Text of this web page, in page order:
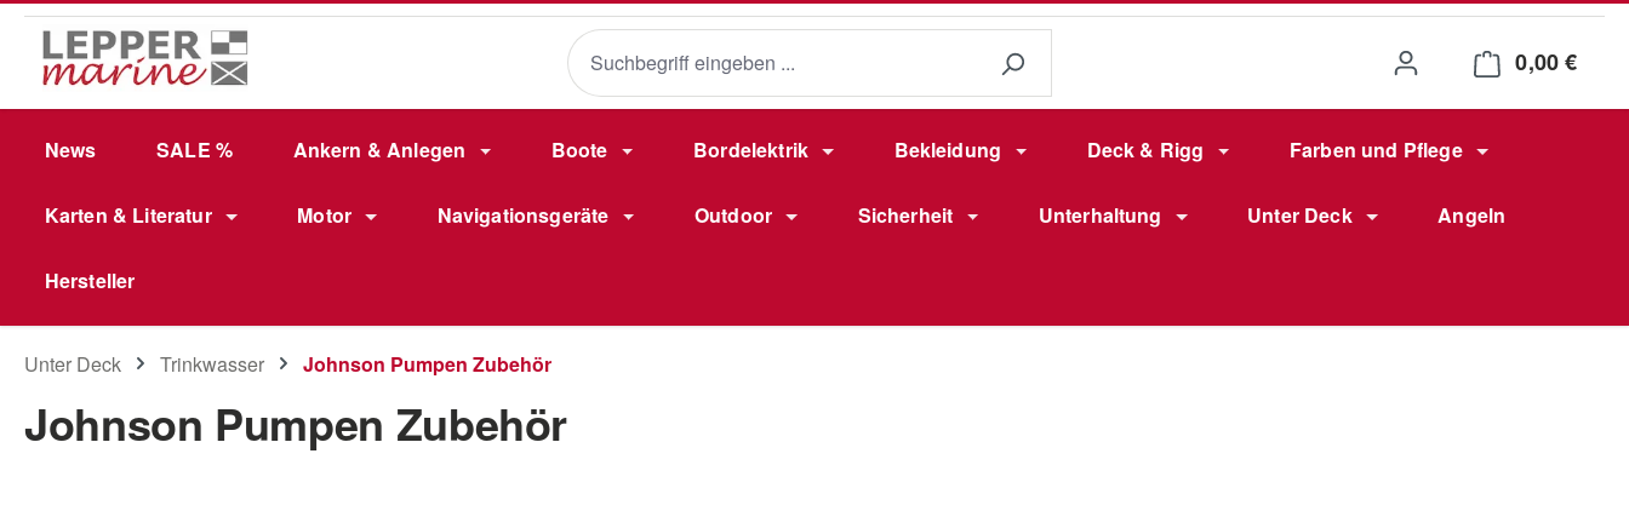
Hauptinhalt springen
Zur Suche springen
Zur Hauptnavigation springen
0,00 €
News SALE % Ankern & Anlegen Boote Bordelektrik Bekleidung Deck & Rigg Farben und Pflege
Karten & Literatur Motor Navigationsgeräte Outdoor Sicherheit Unterhaltung Unter Deck Angeln
Hersteller
Unter Deck Trinkwasser Johnson Pumpen Zubehör
Johnson Pumpen Zubehör